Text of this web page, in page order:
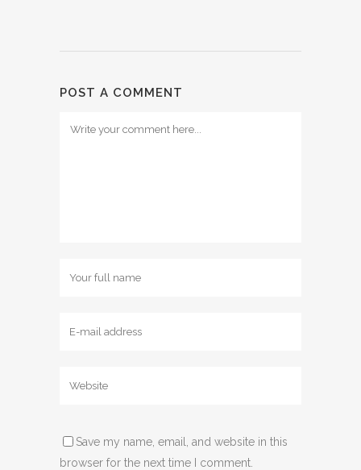
POST A COMMENT
Save my name, email, and website in this
browser for the next time I comment.